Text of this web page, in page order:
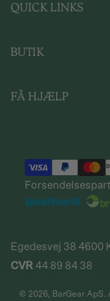
QUICK LINKS
OM OS
IMPRESSUM
BUTIK
BARUDSTYR
FÅ HJÆLP
LEVERING
RETURNERING
REKLAMATION
Egedesvej 38 4600
CVR 44 89 84 38
© 2026, BarGear ApS